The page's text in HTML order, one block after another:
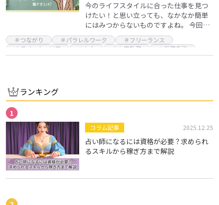
今のライフスタイルに合った仕事を見つ
けたい！と思い立っても、なかなか簡単
にはみつからないものですよね。 今回お
話を伺った大原日登美さんも、ご結婚、
出産を経て、育児が落ち着いた頃お仕事
探しを始めたのです…
＃つながり ＃パラレルワーク
＃フリーランス
＃ライフキャリア
＃友人 ＃在宅勤務 ＃業務委託
ランキング
コラム記事 2025.12.25
占い師になるには資格が必要？求められ
るスキルから稼ぎ方まで解説